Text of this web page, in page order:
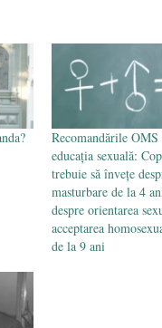
sexuale - 20
Recomandările
educația sexuală:
trebuie să învețe
masturbare de la 4
despre orientarea
acceptarea
de la 9 ani